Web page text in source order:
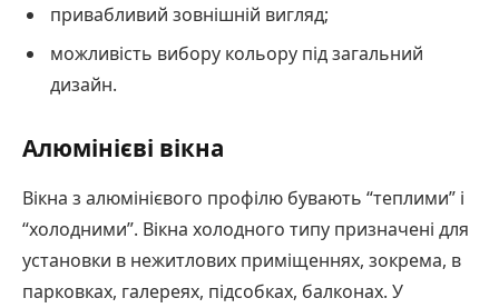
привабливий зовнішній вигляд;
можливість вибору кольору під загальний
дизайн.
Алюмінієві вікна
Вікна з алюмінієвого профілю бувають “теплими” і
“холодними”. Вікна холодного типу призначені для
установки в нежитлових приміщеннях, зокрема, в
парковках, галереях, підсобках, балконах. У